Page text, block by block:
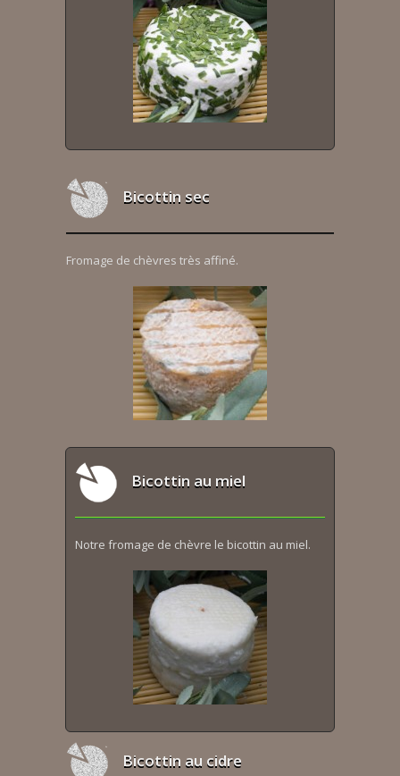
Bicottin sec
Fromage de chèvres très affiné.
Bicottin au miel
Notre fromage de chèvre le bicottin au miel.
Bicottin au cidre